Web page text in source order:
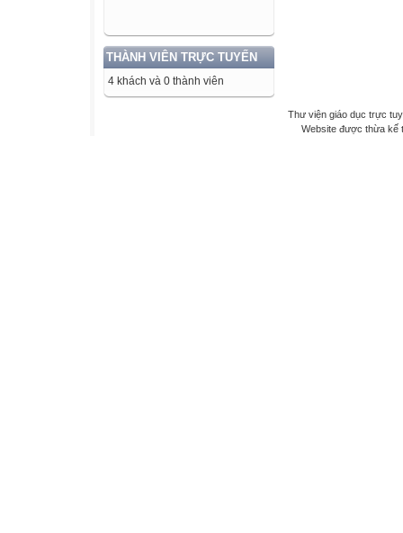
THÀNH VIÊN TRỰC TUYẾN
4 khách và 0 thành viên
Thư viện giáo dục trực
Website được thừa kế